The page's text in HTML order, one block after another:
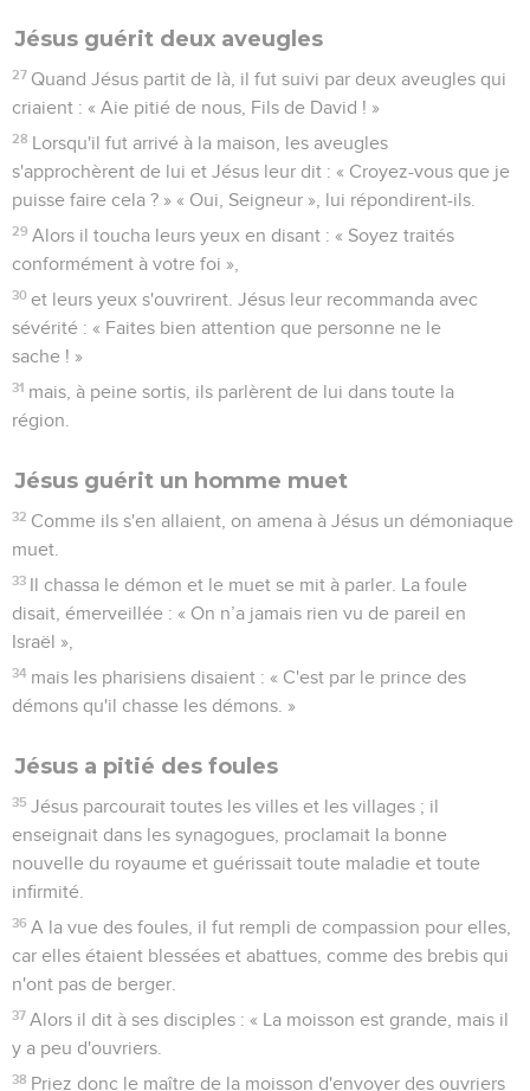
Jésus guérit deux aveugles
27 Quand Jésus partit de là, il fut suivi par deux aveugles qui
criaient : « Aie pitié de nous, Fils de David ! »
28 Lorsqu'il fut arrivé à la maison, les aveugles
s'approchèrent de lui et Jésus leur dit : « Croyez-vous que je
puisse faire cela ? » « Oui, Seigneur », lui répondirent-ils.
29 Alors il toucha leurs yeux en disant : « Soyez traités
conformément à votre foi »,
30 et leurs yeux s'ouvrirent. Jésus leur recommanda avec
sévérité : « Faites bien attention que personne ne le
sache ! »
31 mais, à peine sortis, ils parlèrent de lui dans toute la
région.
Jésus guérit un homme muet
32 Comme ils s'en allaient, on amena à Jésus un démoniaque
muet.
33 Il chassa le démon et le muet se mit à parler. La foule
disait, émerveillée : « On n’a jamais rien vu de pareil en
Israël »,
34 mais les pharisiens disaient : « C'est par le prince des
démons qu'il chasse les démons. »
Jésus a pitié des foules
35 Jésus parcourait toutes les villes et les villages ; il
enseignait dans les synagogues, proclamait la bonne
nouvelle du royaume et guérissait toute maladie et toute
infirmité.
36 A la vue des foules, il fut rempli de compassion pour elles,
car elles étaient blessées et abattues, comme des brebis qui
n'ont pas de berger.
37 Alors il dit à ses disciples : « La moisson est grande, mais il
y a peu d'ouvriers.
38 Priez donc le maître de la moisson d'envoyer des ouvriers